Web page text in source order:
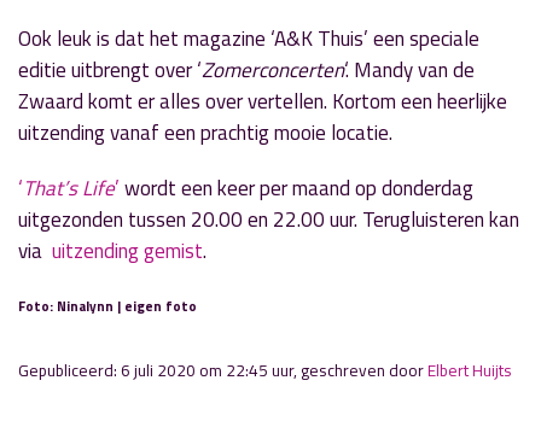
Ook leuk is dat het magazine ‘A&K Thuis’ een speciale
editie uitbrengt over ‘Zomerconcerten‘. Mandy van de
Zwaard komt er alles over vertellen. Kortom een heerlijke
uitzending vanaf een prachtig mooie locatie.
‘That’s Life’wordt een keer per maand op donderdag
uitgezonden tussen 20.00 en 22.00 uur. Terugluisteren kan
via uitzending gemist.
Foto: Ninalynn | eigen foto
Gepubliceerd: 6 juli 2020 om 22:45 uur, geschreven doorElbert Huijts